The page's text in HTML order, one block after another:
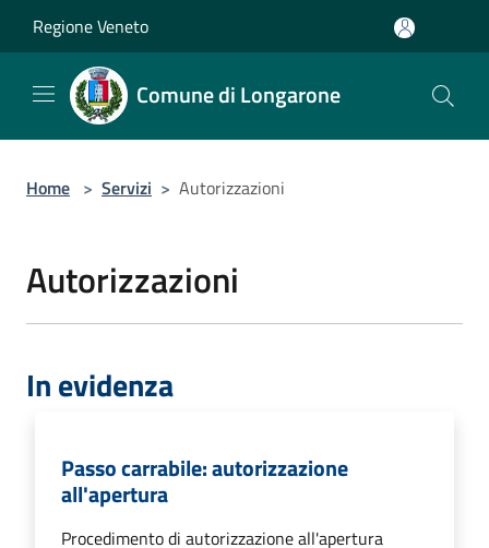
Regione Veneto
Comune di Longarone
Home > Servizi > Autorizzazioni
Autorizzazioni
In evidenza
Passo carrabile: autorizzazione
all'apertura
Procedimento di autorizzazione all'apertura